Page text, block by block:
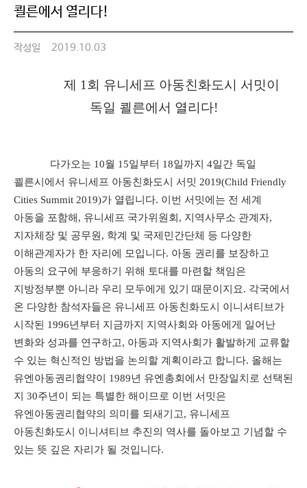
쾰른에서 열리다!
작성일 2019.10.03
제 1회 유니세프 아동친화도시 서밋이
독일 쾰른에서 열리다!
다가오는 10월 15일부터 18일까지 4일간 독일
쾰른시에서 유니세프 아동친화도시 서밋 2019(Child Friendly
Cities Summit 2019)가 열립니다. 이번 서밋에는 전 세계
아동을 포함해 , 유니세프 국가위원회 , 지역사무소 관계자,
지자체장 및 공무원 , 학계 및 국제민간단체 등 다양한
이해관계자가 한 자리에 모입니다. 아동 권리를 보장하고
아동의 요구에 부응하기 위해 토대를 마련할 책임은
지방정부뿐 아니라 우리 모두에게 있기 때문이지요. 각국에서
온 다양한 참석자들은 유니세프 아동친화도시 이니셔티브가
시작된 1996년부터 지금까지 지역사회와 아동에게 일어난
변화와 성과를 연구하고, 아동과 지역사회가 활발하게 교류할
수 있는 혁신적인 방법을 논의할 계획이라고 합니다. 올해는
유엔아동권리협약이 1989년 유엔총회에서 만장일치로 선택된
지 30주년이 되는 특별한 해이므로 이번 서밋은
유엔아동권리협약의 의미를 되새기고, 유니세프
아동친화도시 이니셔티브 추진의 역사를 돌아보고 기념할 수
있는 뜻 깊은 자리가 될 것입니다.